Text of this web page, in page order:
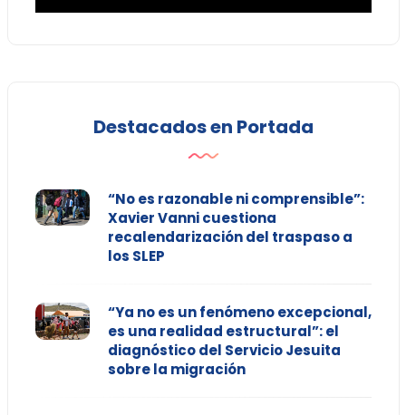
Destacados en Portada
“No es razonable ni comprensible”:
Xavier Vanni cuestiona
recalendarización del traspaso a
los SLEP
“Ya no es un fenómeno excepcional,
es una realidad estructural”: el
diagnóstico del Servicio Jesuita
sobre la migración